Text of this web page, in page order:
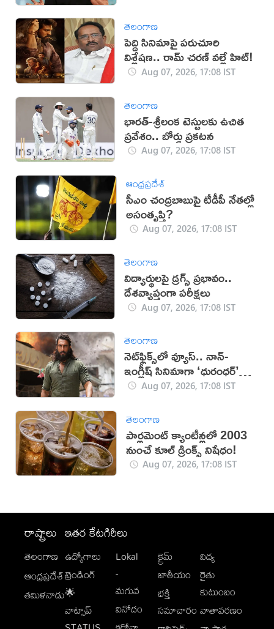
తెలంగాణ
పెద్ది సినిమాపై పరుచూరి
విశ్లేషణ.. రామ్ చరణ్ వల్లే హిట్!
Aug 07, 2026, 17:08 IST
తెలంగాణ
భారత్-శ్రీలంక టెస్టులకు ఉచిత
ప్రవేశం.. బోర్డు ప్రకటన
Aug 07, 2026, 17:08 IST
ఆంధ్రప్రదేశ్
సీఎం చంద్రబాబుపై టీడీపీ నేతల్లో
అసంతృప్తి?
Aug 07, 2026, 17:08 IST
తెలంగాణ
విద్యార్థులపై డ్రగ్స్ ప్రభావం..
దేశవ్యాప్తంగా పరీక్షలు
Aug 07, 2026, 17:08 IST
తెలంగాణ
నెట్‌ఫ్లిక్స్‌లో వ్యూస్.. నాన్-
ఇంగ్లీష్ సినిమాగా ‘ధురంధర్’
రికార్డుAug 07, 2026, 17:08 IST
తెలంగాణ
పార్లమెంట్ క్యాంటీన్లలో 2003
నుంచే కూల్ డ్రింక్స్ నిషేధం!
Aug 07, 2026, 17:08 IST
రాష్ట్రాలు
తెలంగాణ
ఆంధ్రప్రదేశ్
తమిళనాడు
ఇతర కేటగిరీలు
ఉద్యోగాలు
ట్రెండింగ్
🌟
వాట్సాప్
Lokal
-
మగువ
వినోదం
క్రైమ్
జాతీయం
భక్తి
సమాచారం
విద్య
రైతు
కుటుంబం
వాతావరణం